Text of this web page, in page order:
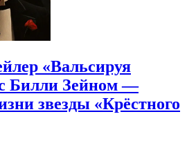
«Вальсируя
Билли Зейном —
звезды «Крёстного